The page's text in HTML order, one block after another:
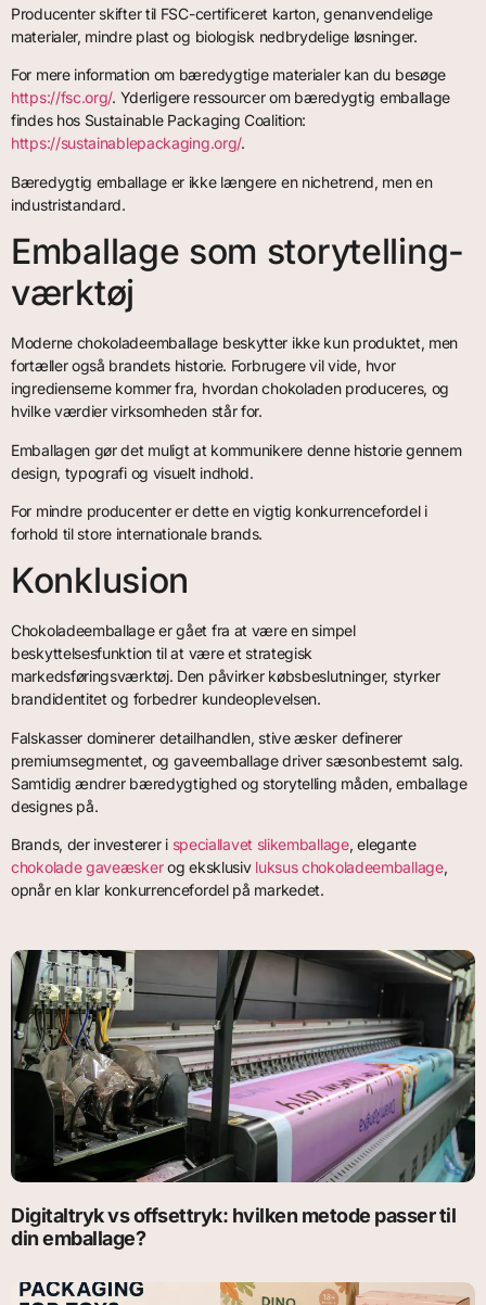
Producenter skifter til FSC-certificeret karton, genanvendelige
materialer, mindre plast og biologisk nedbrydelige løsninger.
For mere information om bæredygtige materialer kan du besøge
https://fsc.org/. Yderligere ressourcer om bæredygtig emballage
findes hos Sustainable Packaging Coalition:
https://sustainablepackaging.org/.
Bæredygtig emballage er ikke længere en nichetrend, men en
industristandard.
Emballage som storytelling-
værktøj
Moderne chokoladeemballage beskytter ikke kun produktet, men
fortæller også brandets historie. Forbrugere vil vide, hvor
ingredienserne kommer fra, hvordan chokoladen produceres, og
hvilke værdier virksomheden står for.
Emballagen gør det muligt at kommunikere denne historie gennem
design, typografi og visuelt indhold.
For mindre producenter er dette en vigtig konkurrencefordel i
forhold til store internationale brands.
Konklusion
Chokoladeemballage er gået fra at være en simpel
beskyttelsesfunktion til at være et strategisk
markedsføringsværktøj. Den påvirker købsbeslutninger, styrker
brandidentitet og forbedrer kundeoplevelsen.
Falskasser dominerer detailhandlen, stive æsker definerer
premiumsegmentet, og gaveemballage driver sæsonbestemt salg.
Samtidig ændrer bæredygtighed og storytelling måden, emballage
designes på.
Brands, der investerer i speciallavet slikemballage, elegante
chokolade gaveæskerog eksklusiv luksus chokoladeemballage,
opnår en klar konkurrencefordel på markedet.
Digitaltryk vs offsettryk: hvilken metode passer til
din emballage?